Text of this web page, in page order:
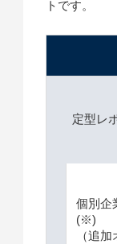
トです。
定型レ
個別企
(※)
（追